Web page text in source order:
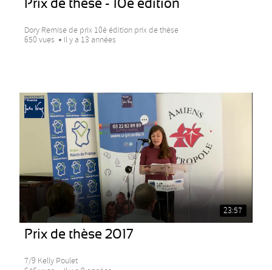
Prix de thèse - 10e édition
Dory Remise de prix 10è édition prix de thèse
650 vues
Il y a 13 années
23:57
Prix de thèse 2017
7/9 Kelly Poulet